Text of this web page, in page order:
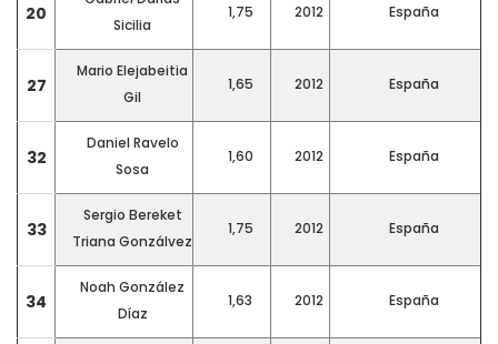
20
Sicilia
1,75 2012 España
27
Mario Elejabeitia
Gil
1,65 2012 España
32
Daniel Ravelo
Sosa
1,60 2012 España
33
Sergio Bereket
Triana Gonzálvez
1,75 2012 España
34
Noah González
Díaz
1,63 2012 España